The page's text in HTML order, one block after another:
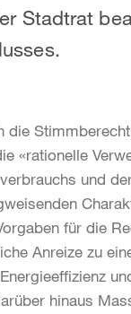
Stadtrat
die
«rationelle
und
für die
Anreize zu
hinaus